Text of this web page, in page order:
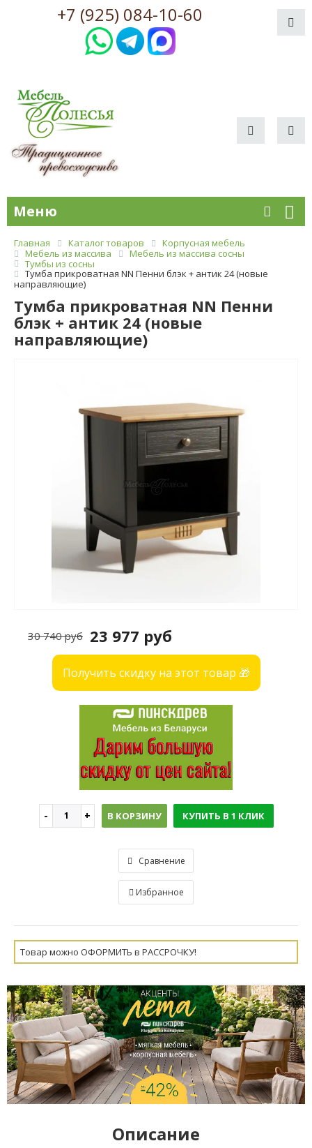
+7 (925) 084-10-60
Меню
Главная Каталог товаров
Корпусная мебель
Мебель из массива
Мебель из массива сосны
Тумбы из сосны
Тумба прикроватная NN Пенни блэк + антик 24 (новые
направляющие)
Тумба прикроватная NN Пенни
блэк + антик 24 (новые
направляющие)
23 977 руб
30 740 руб
Получить скидку на этот товар 🎁
В КОРЗИНУ КУПИТЬ В 1 КЛИК
Сравнение
Избранное
Товар можно ОФОРМИТЬ в РАССРОЧКУ!
Описание